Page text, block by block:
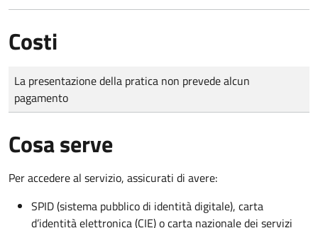
Costi
Tipo di pagamento
Importo
La presentazione della pratica non prevede alcun
pagamento
Cosa serve
Per accedere al servizio, assicurati di avere:
SPID (sistema pubblico di identità digitale), carta
d’identità elettronica (CIE) o carta nazionale dei servizi